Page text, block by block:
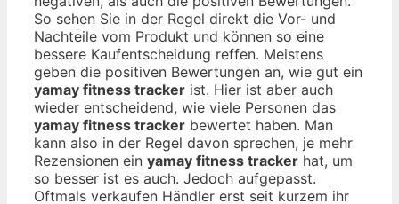
So sehen Sie in der Regel direkt die Vor- und
Nachteile vom Produkt und können so eine
bessere Kaufentscheidung reffen. Meistens
geben die positiven Bewertungen an, wie gut ein
yamay fitness tracker ist. Hier ist aber auch
wieder entscheidend, wie viele Personen das
yamay fitness tracker bewertet haben. Man
kann also in der Regel davon sprechen, je mehr
Rezensionen ein yamay fitness tracker hat, um
so besser ist es auch. Jedoch aufgepasst.
Oftmals verkaufen Händler erst seit kurzem ihr